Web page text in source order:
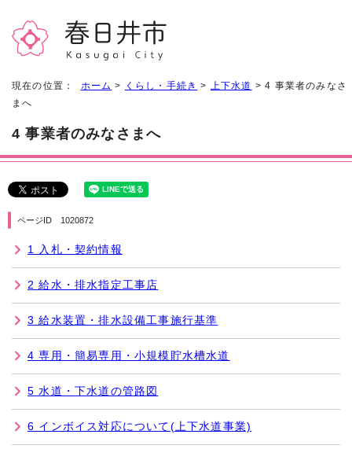
現在の位置： ホーム > くらし・手続き > 上下水道 > 4 事業者のみなさ
まへ
4 事業者のみなさまへ
ページID 1020872
1 入札・契約情報
2 給水・排水指定工事店
3 給水装置・排水設備工事施行基準
4 専用・簡易専用・小規模貯水槽水道
5 水道・下水道の管路図
6 インボイス対応について(上下水道事業)